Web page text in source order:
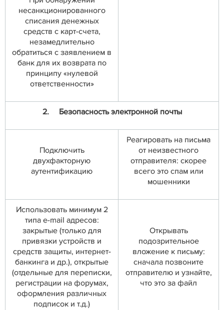
несанкционированного
списания денежных
средств с карт-счета,
незамедлительно
обратиться с заявлением в
банк для их возврата по
принципу «нулевой
ответственности»
2. Безопасность электронной почты
Подключить
двухфакторную
аутентификацию
Реагировать на письма
от неизвестного
отправителя: скорее
всего это спам или
мошенники
Использовать минимум 2
типа e-mail адресов:
закрытые (только для
привязки устройств и
средств защиты, интернет-
банкинга и др.), открытые
(отдельные для переписки,
регистрации на форумах,
оформления различных
подписок и т.д.)
Открывать
подозрительное
вложение к письму:
сначала позвоните
отправителю и узнайте,
что это за файл